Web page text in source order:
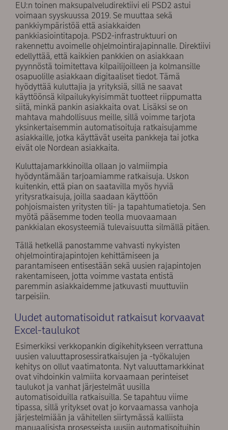
EU:n toinen maksupalveludirektiivi eli PSD2 astui
voimaan syyskuussa 2019. Se muuttaa sekä
pankkiympäristöä että asiakkaiden
pankkiasiointitapoja. PSD2-infrastruktuuri on
rakennettu avoimelle ohjelmointirajapinnalle. Direktiivi
edellyttää, että kaikkien pankkien on asiakkaan
pyynnöstä toimitettava kilpailijoilleen ja kolmansille
osapuolille asiakkaan digitaaliset tiedot. Tämä
hyödyttää kuluttajia ja yrityksiä, sillä ne saavat
käyttöönsä kilpailukykyisimmät tuotteet riippumatta
siitä, minkä pankin asiakkaita ovat. Lisäksi se on
mahtava mahdollisuus meille, sillä voimme tarjota
yksinkertaisemmin automatisoituja ratkaisujamme
asiakkaille, jotka käyttävät useita pankkeja tai jotka
eivät ole Nordean asiakkaita.
Kuluttajamarkkinoilla ollaan jo valmiimpia
hyödyntämään tarjoamiamme ratkaisuja. Uskon
kuitenkin, että pian on saatavilla myös hyviä
yritysratkaisuja, joilla saadaan käyttöön
pohjoismaisten yritysten tili- ja tapahtumatietoja. Sen
myötä pääsemme toden teolla muovaamaan
pankkialan ekosysteemiä tulevaisuutta silmällä pitäen.
Tällä hetkellä panostamme vahvasti nykyisten
ohjelmointirajapintojen kehittämiseen ja
parantamiseen entisestään sekä uusien rajapintojen
rakentamiseen, jotta voimme vastata entistä
paremmin asiakkaidemme jatkuvasti muuttuviin
tarpeisiin.
Uudet automatisoidut ratkaisut korvaavat
Excel-taulukot
Esimerkiksi verkkopankin digikehitykseen verrattuna
uusien valuuttaprosessiratkaisujen ja -työkalujen
kehitys on ollut vaatimatonta. Nyt valuuttamarkkinat
ovat vihdoinkin valmiita korvaamaan perinteiset
taulukot ja vanhat järjestelmät uusilla
automatisoiduilla ratkaisuilla. Se tapahtuu viime
tipassa, sillä yritykset ovat jo korvaamassa vanhoja
järjestelmiään ja vähitellen siirtymässä kalliista
manuaalisista prosesseista uusiin automatisoituihin